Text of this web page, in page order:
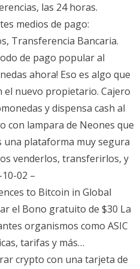
las 24 horas.
medios de pago:
Transferencia Bancaria.
de pago popular al
ahora! Eso es algo que
el nuevo propietario. Cajero
y dispensa cash al
con lampara de Neones que
una plataforma muy segura
venderlos, transferirlos, y
02 –
to Bitcoin in Global
el Bono gratuito de $30 La
organismos como ASIC
tarifas y más…
crypto con una tarjeta de